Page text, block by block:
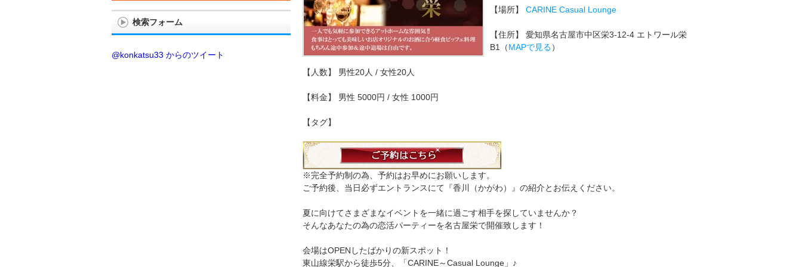
【場所】 CARINE Casual Lounge
【住所】 愛知県名古屋市中区栄3-12-4 エトワール栄
B1（MAPで見る）
【人数】 男性20人 / 女性20人
【料金】 男性 5000円 / 女性 1000円
【タグ】
※完全予約制の為、予約はお早めにお願いします。
ご予約後、当日必ずエントランスにて『香川（かがわ）』の紹介とお伝えください。
夏に向けてさまざまなイベントを一緒に過ごす相手を探していませんか？
そんなあなたの為の恋活パーティーを名古屋栄で開催致します！
会場はOPENしたばかりの新スポット！
東山線栄駅から徒歩5分、「CARINE～Casual Lounge」♪
検索フォーム
@konkatsu33 からのツイート